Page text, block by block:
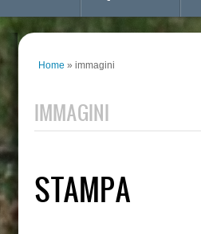
Home » immagini
IMMAGINI
STAMPA